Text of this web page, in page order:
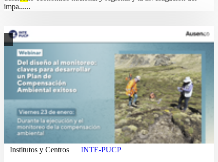
impa......
Institutos y Centros INTE-PUCP